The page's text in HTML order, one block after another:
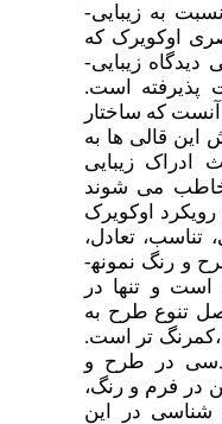
به زیبایی­
اوکویرک که
زیبایی­
است.
که ساختار
قالی­ ها به
ادراک زیبایی
می­ شوند
اوکویرک
تناسب، تعادل،
و رنگ نمونه­
و تنها در
تنوع طرح به
تر است.
در طرح و
در فرم و رنگ،
شناسی در این